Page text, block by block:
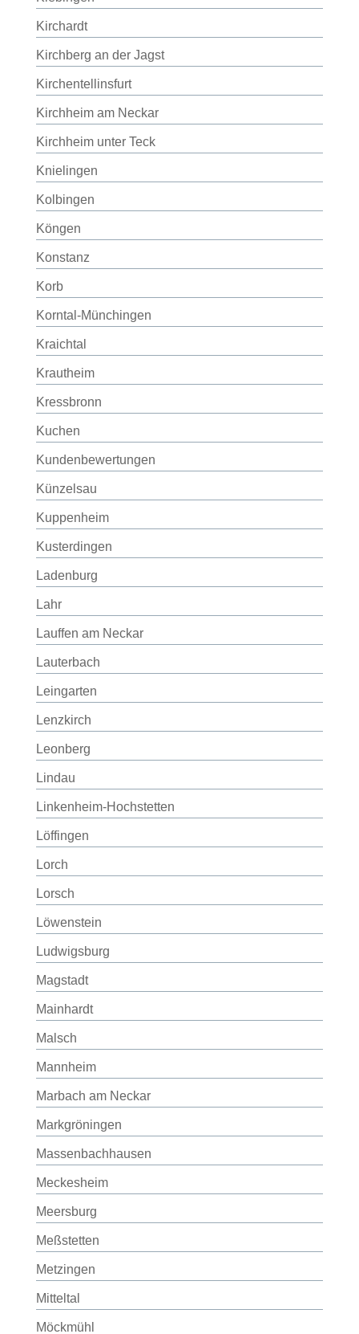
Kirchardt
Kirchberg an der Jagst
Kirchentellinsfurt
Kirchheim am Neckar
Kirchheim unter Teck
Knielingen
Kolbingen
Köngen
Konstanz
Korb
Korntal-Münchingen
Kraichtal
Krautheim
Kressbronn
Kuchen
Kundenbewertungen
Künzelsau
Kuppenheim
Kusterdingen
Ladenburg
Lahr
Lauffen am Neckar
Lauterbach
Leingarten
Lenzkirch
Leonberg
Lindau
Linkenheim-Hochstetten
Löffingen
Lorch
Lorsch
Löwenstein
Ludwigsburg
Magstadt
Mainhardt
Malsch
Mannheim
Marbach am Neckar
Markgröningen
Massenbachhausen
Meckesheim
Meersburg
Meßstetten
Metzingen
Mitteltal
Möckmühl